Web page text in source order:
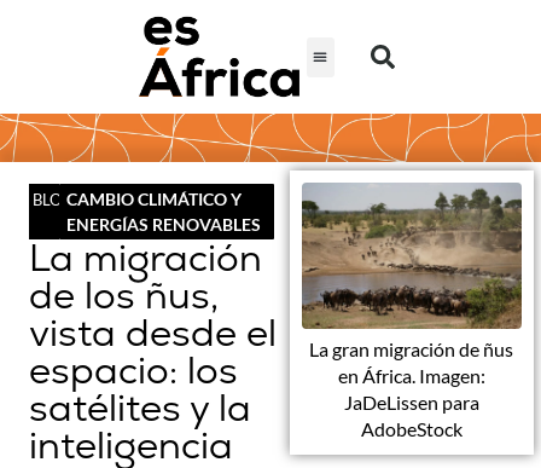
BLOGCAMBIO CLIMÁTICO Y
ENERGÍAS RENOVABLES
La migración
de los ñus,
vista desde el
espacio: los
satélites y la
inteligencia
La gran migración de ñus
en África. Imagen:
JaDeLissen para
AdobeStock